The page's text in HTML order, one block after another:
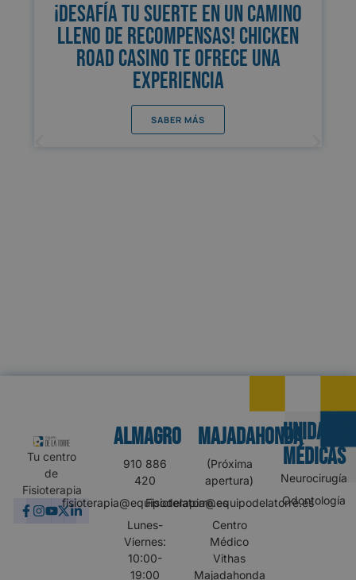
¡Desafía tu suerte en un camino
lleno de recompensas! Chicken
Road Casino te ofrece una
experiencia
SABER MÁS
Tu centro
de
Fisioterapia
Almagro
910 886
420
fisioterapia@equipodelatorre.es
Lunes-
Viernes:
10:00-
19:00
MAJADAHONDA
(Próxima
apertura)
Fisioterapia@equipodelatorre.es
Centro
Médico
Vithas
Majadahonda
UNIDADES
MÉDICAS
Neurocirugía
Odontología